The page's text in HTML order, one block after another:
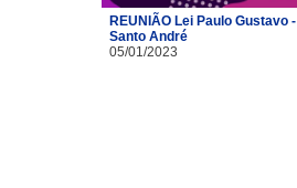
REUNIÃO Lei Paulo Gustavo -
Santo André
05/01/2023